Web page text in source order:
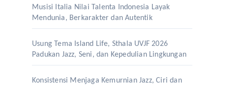
Musisi Italia Nilai Talenta Indonesia Layak
Mendunia, Berkarakter dan Autentik
Usung Tema Island Life, Sthala UVJF 2026
Padukan Jazz, Seni, dan Kepedulian Lingkungan
Konsistensi Menjaga Kemurnian Jazz, Ciri dan